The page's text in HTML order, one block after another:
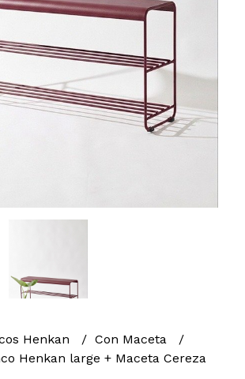
Henkan
Con Maceta
Henkan large + Maceta Cereza